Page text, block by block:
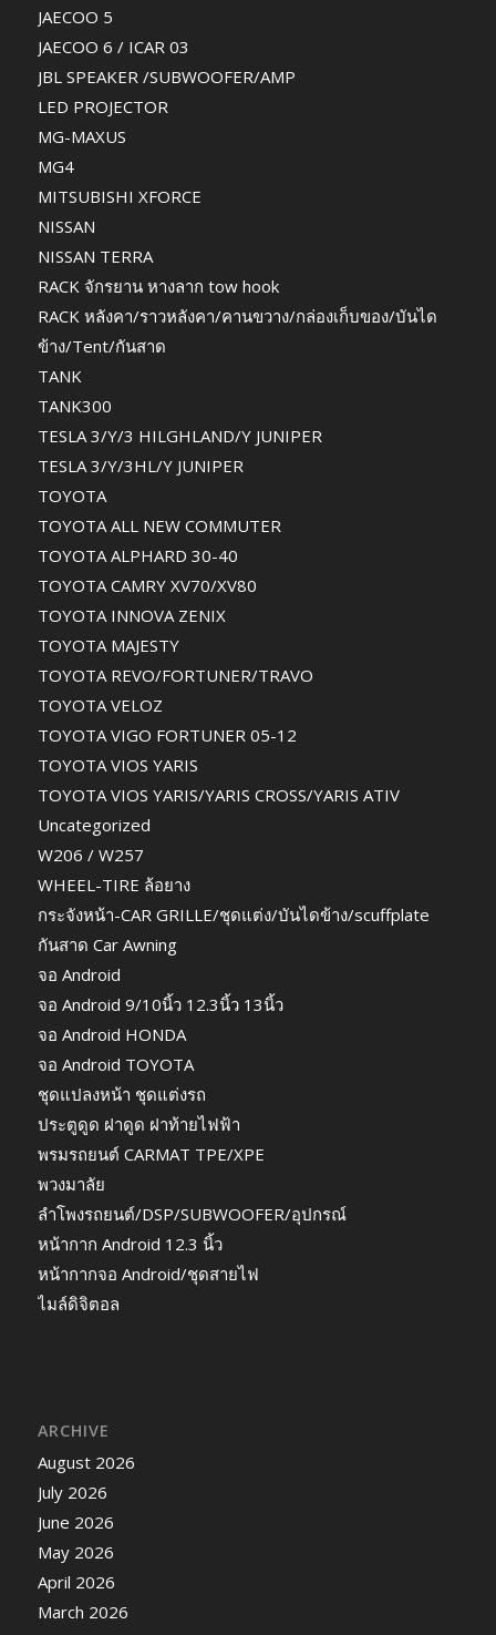
JAECOO 5
JAECOO 6 / ICAR 03
JBL SPEAKER /SUBWOOFER/AMP
LED PROJECTOR
MG-MAXUS
MG4
MITSUBISHI XFORCE
NISSAN
NISSAN TERRA
RACK จักรยาน หางลาก tow hook
RACK หลังคา/ราวหลังคา/คานขวาง/กล่องเก็บของ/บันได
ข้าง/Tent/กันสาด
TANK
TANK300
TESLA 3/Y/3 HILGHLAND/Y JUNIPER
TESLA 3/Y/3HL/Y JUNIPER
TOYOTA
TOYOTA ALL NEW COMMUTER
TOYOTA ALPHARD 30-40
TOYOTA CAMRY XV70/XV80
TOYOTA INNOVA ZENIX
TOYOTA MAJESTY
TOYOTA REVO/FORTUNER/TRAVO
TOYOTA VELOZ
TOYOTA VIGO FORTUNER 05-12
TOYOTA VIOS YARIS
TOYOTA VIOS YARIS/YARIS CROSS/YARIS ATIV
Uncategorized
W206 / W257
WHEEL-TIRE ล้อยาง
กระจังหน้า-CAR GRILLE/ชุดแต่ง/บันไดข้าง/scuffplate
กันสาด Car Awning
จอ Android
จอ Android 9/10นิ้ว 12.3นิ้ว 13นิ้ว
จอ Android HONDA
จอ Android TOYOTA
ชุดแปลงหน้า ชุดแต่งรถ
ประตูดูด ฝาดูด ฝาท้ายไฟฟ้า
พรมรถยนต์ CARMAT TPE/XPE
พวงมาลัย
ลำโพงรถยนต์/DSP/SUBWOOFER/อุปกรณ์
หน้ากาก Android 12.3 นิ้ว
หน้ากากจอ Android/ชุดสายไฟ
ไมล์ดิจิตอล
ARCHIVE
August 2026
July 2026
June 2026
May 2026
April 2026
March 2026